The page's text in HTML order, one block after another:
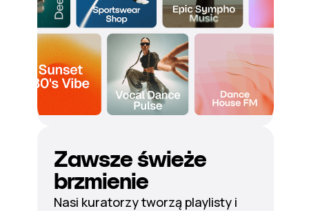
Zawsze świeże
brzmienie
Nasi kuratorzy tworzą playlisty i